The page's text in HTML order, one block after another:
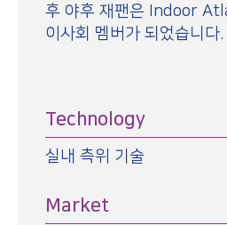
후 야후 재팬은 Indoor
이사회 멤버가 되었습니다.
Technology
실내 측위 기술
Market